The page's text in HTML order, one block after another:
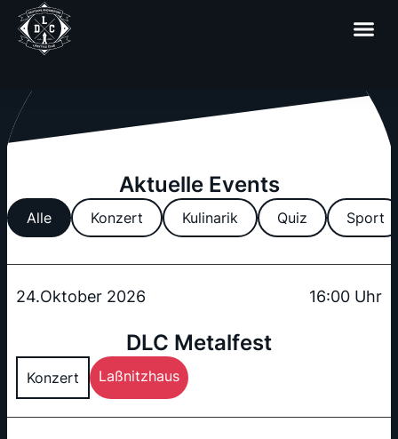
Aktuelle Events
Konzert Kulinarik Quiz Sport
Alle
24.Oktober 2026
DLC Metalfest
Konzert Laßnitzhaus
16:00 Uhr